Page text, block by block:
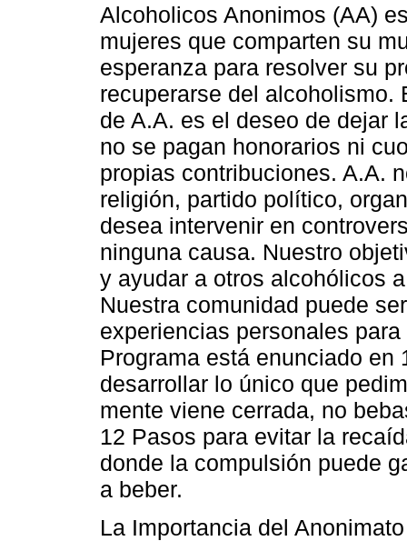
Alcoholicos Anonimos (AA)
mujeres que comparten su
esperanza para resolver su
recuperarse del alcoholismo.
de A.A. es el deseo de dejar
no se pagan honorarios ni
propias contribuciones. A.A.
religión, partido político,
desea intervenir en
ninguna causa. Nuestro
y ayudar a otros alcohólicos
Nuestra comunidad puede
experiencias personales
Programa está enunciado en
desarrollar lo único que
mente viene cerrada, no
12 Pasos para evitar la
donde la compulsión puede
a beber.
La Importancia del